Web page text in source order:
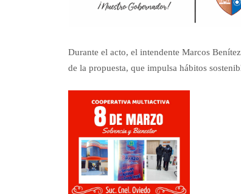
Durante el acto, el intendente Marcos
de la propuesta, que impulsa hábitos